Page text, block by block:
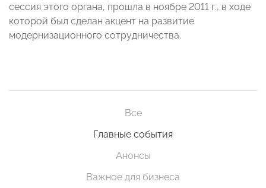
сессия этого органа, прошла в ноябре 2011 г., в ходе
которой был сделан акцент на развитие
модернизационного сотрудничества.
Все
Главные события
Анонсы
Важное для бизнеса